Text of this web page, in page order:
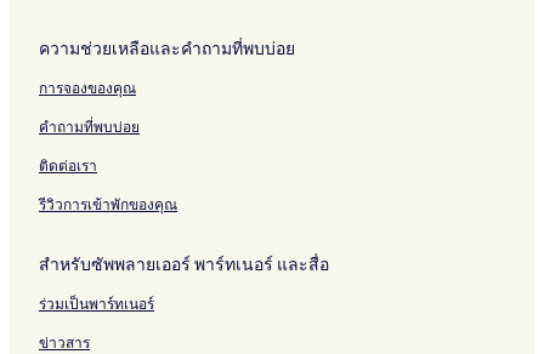
i
n
H
o
t
l
e
t
l
&
R
e
i
n
e
r
n
Y
a
i
H
t
t
l
ความช่วยเหลือและคำถามที่พบบ่อย
การจองของคุณ
คำถามที่พบบ่อย
ติดต่อเรา
รีวิวการเข้าพักของคุณ
สำหรับซัพพลายเออร์ พาร์ทเนอร์ และสื่อ
ร่วมเป็นพาร์ทเนอร์
ข่าวสาร